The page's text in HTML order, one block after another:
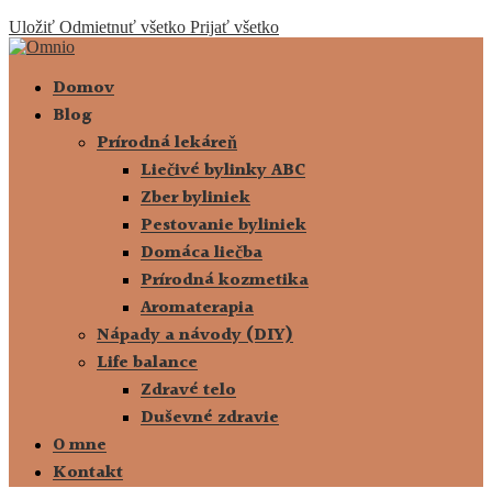
Uložiť Odmietnuť všetko Prijať všetko
Domov
Blog
Prírodná lekáreň
Liečivé bylinky ABC
Zber byliniek
Pestovanie byliniek
Domáca liečba
Prírodná kozmetika
Aromaterapia
Nápady a návody (DIY)
Life balance
Zdravé telo
Duševné zdravie
O mne
Kontakt